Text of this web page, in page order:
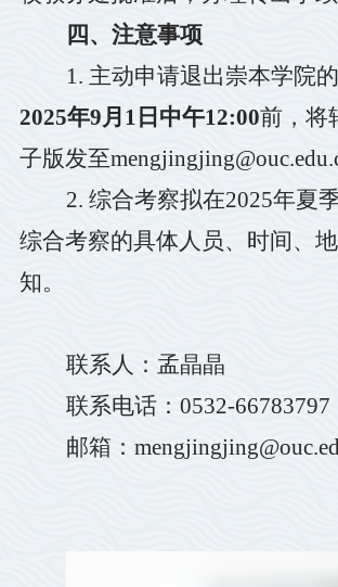
四、注意事项
1. 主动申请退出崇本学院
2025年9月 1 日中午12:00前，将
子版发至
2. 综合考察拟在2025年夏
综合考察的具体人员、时间、
知。
联系人：孟晶晶
联系电话： 0532-66783797
邮箱：